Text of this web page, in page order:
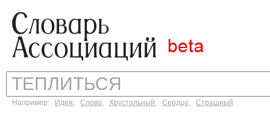
Например: Идея, Слово, Хрустальный, Сердце, Страшный